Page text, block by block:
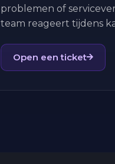
problemen of
team reageert tijdens
Open een ticket